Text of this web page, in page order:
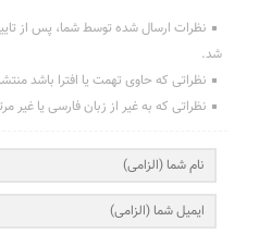
نظرات ارسال شده توسط شما، پس از
شد.
نظراتی که حاوی تهمت یا افترا باشد
نظراتی که به غیر از زبان فارسی یا غیر